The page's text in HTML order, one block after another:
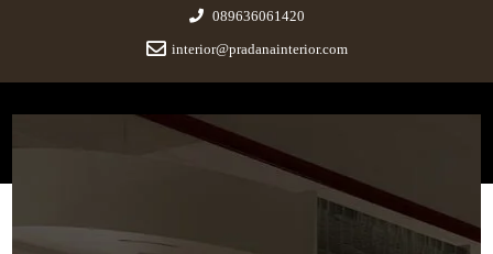
089636061420
interior@pradanainterior.com
Pradana Interior
Innovative Design and Build